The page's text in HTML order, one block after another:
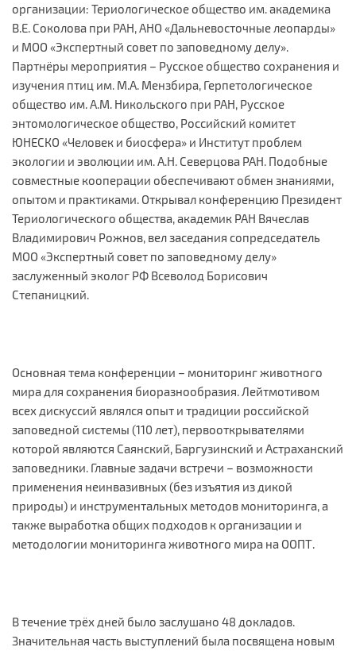
организации: Териологическое общество им. академика
В.Е. Соколова при РАН, АНО «Дальневосточные леопарды»
и МОО «Экспертный совет по заповедному делу».
Партнёры мероприятия – Русское общество сохранения и
изучения птиц им. М.А. Мензбира, Герпетологическое
общество им. А.М. Никольского при РАН, Русское
энтомологическое общество, Российский комитет
ЮНЕСКО «Человек и биосфера» и Институт проблем
экологии и эволюции им. А.Н. Северцова РАН. Подобные
совместные кооперации обеспечивают обмен знаниями,
опытом и практиками. Открывал конференцию Президент
Териологического общества, академик РАН Вячеслав
Владимирович Рожнов, вел заседания сопредседатель
МОО «Экспертный совет по заповедному делу»
заслуженный эколог РФ Всеволод Борисович
Степаницкий.
Основная тема конференции – мониторинг животного
мира для сохранения биоразнообразия. Лейтмотивом
всех дискуссий являлся опыт и традиции российской
заповедной системы (110 лет), первооткрывателями
которой являются Саянский, Баргузинский и Астраханский
заповедники. Главные задачи встречи – возможности
применения неинвазивных (без изъятия из дикой
природы) и инструментальных методов мониторинга, а
также выработка общих подходов к организации и
методологии мониторинга животного мира на ООПТ.
В течение трёх дней было заслушано 48 докладов.
Значительная часть выступлений была посвящена новым